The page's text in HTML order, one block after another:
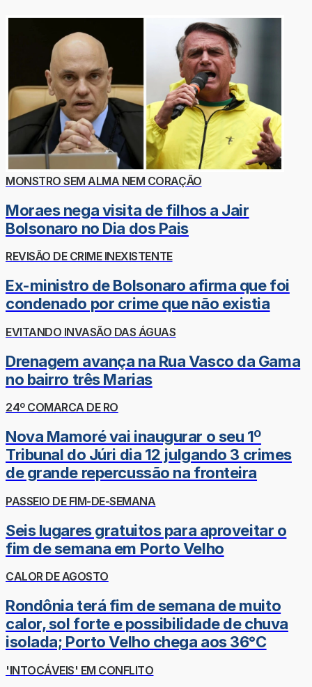
MONSTRO SEM ALMA NEM CORAÇÃO
Moraes nega visita de filhos a Jair
Bolsonaro no Dia dos Pais
REVISÃO DE CRIME INEXISTENTE
Ex-ministro de Bolsonaro afirma que foi
condenado por crime que não existia
EVITANDO INVASÃO DAS ÁGUAS
Drenagem avança na Rua Vasco da Gama
no bairro três Marias
24º COMARCA DE RO
Nova Mamoré vai inaugurar o seu 1º
Tribunal do Júri dia 12 julgando 3 crimes
de grande repercussão na fronteira
PASSEIO DE FIM-DE-SEMANA
Seis lugares gratuitos para aproveitar o
fim de semana em Porto Velho
CALOR DE AGOSTO
Rondônia terá fim de semana de muito
calor, sol forte e possibilidade de chuva
isolada; Porto Velho chega aos 36°C
'INTOCÁVEIS' EM CONFLITO